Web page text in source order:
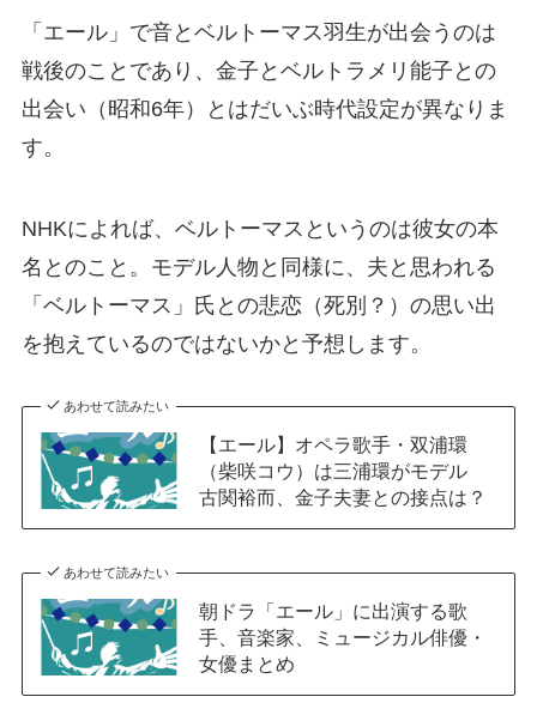
「エール」で音とベルトーマス羽生が出会うのは
戦後のことであり、金子とベルトラメリ能子との
出会い（昭和6年）とはだいぶ時代設定が異なりま
す。
NHKによれば、ベルトーマスというのは彼女の本
名とのこと。モデル人物と同様に、夫と思われる
「ベルトーマス」氏との悲恋（死別？）の思い出
を抱えているのではないかと予想します。
あわせて読みたい
【エール】オペラ歌手・双浦環
（柴咲コウ）は三浦環がモデル
古関裕而、金子夫妻との接点は？
あわせて読みたい
朝ドラ「エール」に出演する歌
手、音楽家、ミュージカル俳優・
女優まとめ